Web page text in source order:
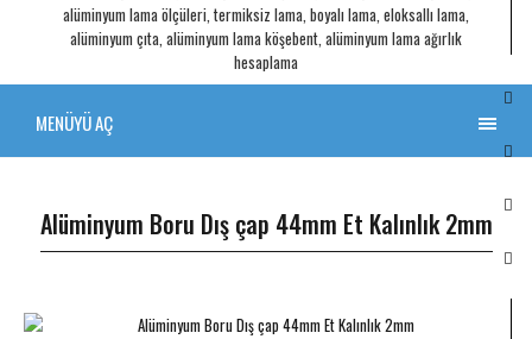
MENÜYÜ AÇ
Alüminyum Boru Dış çap 44mm Et Kalınlık 2mm